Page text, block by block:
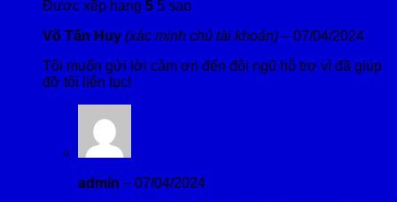
Được xếp hạng 5 5 sao
Võ Tấn Huy (xác minh chủ tài khoản) – 07/04/2024
Tôi muốn gửi lời cảm ơn đến đội ngũ hỗ trợ vì đã giúp
đỡ tôi liên tục!
admin – 07/04/2024